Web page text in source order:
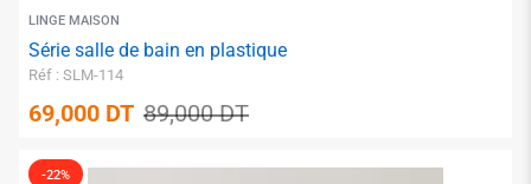
LINGE MAISON
Série salle de bain en plastique
Réf : SLM-114
89,000DT
69,000 DT
-22% ✱